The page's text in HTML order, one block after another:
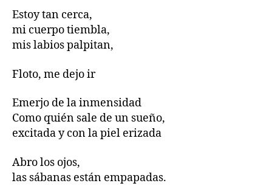
Estoy tan cerca,
mi cuerpo tiembla,
mis labios palpitan,
Floto, me dejo ir
Emerjo de la inmensidad
Como quién sale de un sueño,
excitada y con la piel erizada
Abro los ojos,
las sábanas están empapadas.